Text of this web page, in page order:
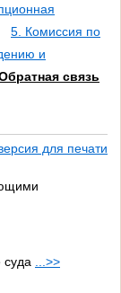
5. Комиссия по
и
связь
для печати
...>>